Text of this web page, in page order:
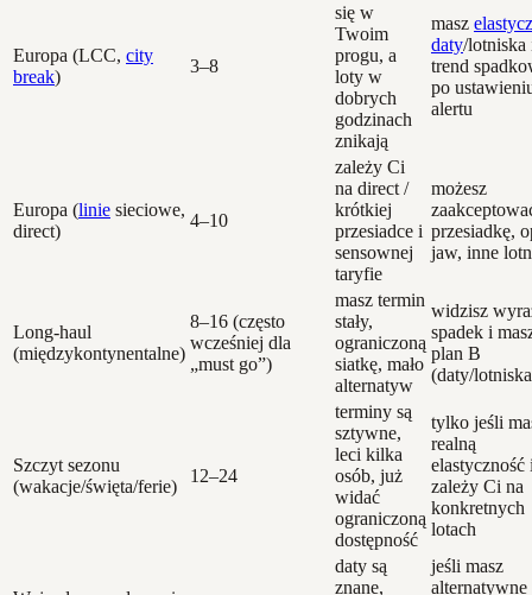
Europa (LCC, city
break)
3–8
się w
Twoim
progu, a
loty w
dobrych
godzinach
znikają
masz
daty/lotniska
trend
po
alertu
Europa (linie sieciowe,
direct)
4–10
zależy Ci
na direct /
krótkiej
przesiadce i
sensownej
taryfie
możesz
przesiadkę,
jaw, inne
Long-haul
(międzykontynentalne)
8–16 (często
wcześniej dla
„must go”)
masz termin
stały,
ograniczoną
siatkę, mało
alternatyw
widzisz
spadek i
plan B
(daty/
Szczyt sezonu
(wakacje/święta/ferie)
12–24
terminy są
sztywne,
leci kilka
osób, już
widać
ograniczoną
dostępność
tylko jeśli
realną
elastyczność
zależy Ci na
konkretnych
lotach
daty są
znane,
jeśli masz
alternatywne